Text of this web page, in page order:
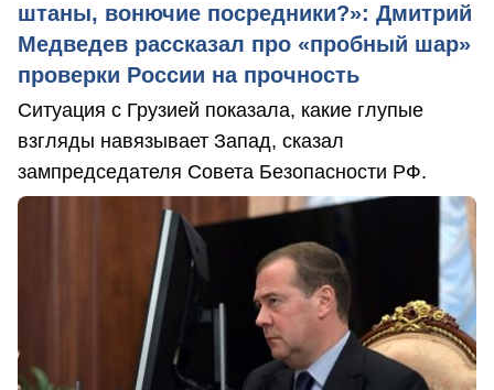
штаны, вонючие посредники?»: Дмитрий
Медведев рассказал про «пробный шар»
проверки России на прочность
Ситуация с Грузией показала, какие глупые
взгляды навязывает Запад, сказал
зампредседателя Совета Безопасности РФ.